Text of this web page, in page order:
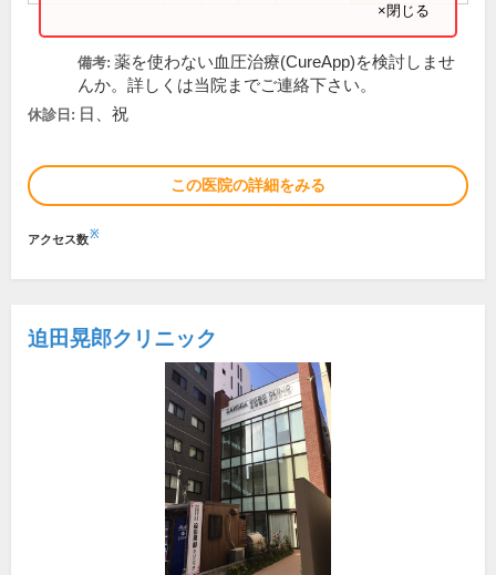
×閉じる
備考: 薬を使わない血圧治療(CureApp)を検討しませ
んか。詳しくは当院までご連絡下さい。
休診日: 日、祝
この医院の詳細をみる
アクセス数※
迫田晃郎クリニック